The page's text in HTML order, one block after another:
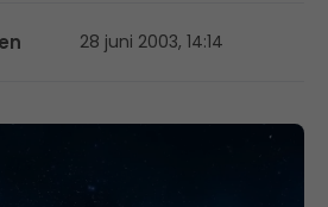
28 juni 2003, 14:14